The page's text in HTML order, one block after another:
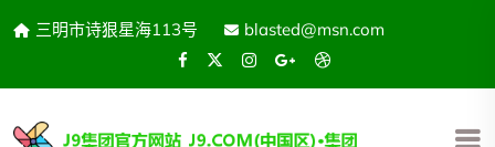
三明市诗狠星海113号 blasted@msn.com